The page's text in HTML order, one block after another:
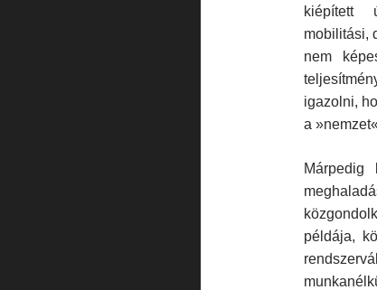
kiépített
mobilitási,
nem
igazolni,
a
példája,